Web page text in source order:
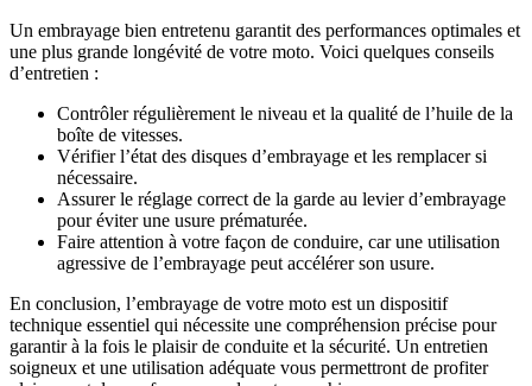
Un embrayage bien entretenu garantit des performances optimales et
une plus grande longévité de votre moto. Voici quelques conseils
d’entretien :
Contrôler régulièrement le niveau et la qualité de l’huile de la
boîte de vitesses.
Vérifier l’état des disques d’embrayage et les remplacer si
nécessaire.
Assurer le réglage correct de la garde au levier d’embrayage
pour éviter une usure prématurée.
Faire attention à votre façon de conduire, car une utilisation
agressive de l’embrayage peut accélérer son usure.
En conclusion, l’embrayage de votre moto est un dispositif
technique essentiel qui nécessite une compréhension précise pour
garantir à la fois le plaisir de conduite et la sécurité. Un entretien
soigneux et une utilisation adéquate vous permettront de profiter